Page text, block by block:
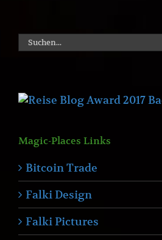
Suche
nach:
Magic-Places Links
Bitcoin Trade
Falki Design
Falki Pictures